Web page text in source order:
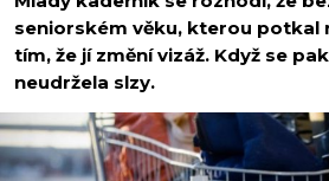
seniorském věku, kterou potkal
tím, že jí změní vizáž. Když se
neudržela slzy.